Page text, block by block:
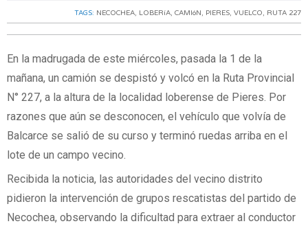
TAGS: NECOCHEA, LOBERíA, CAMIóN , PIERES, VUELCO, RUTA 227
En la madrugada de este miércoles, pasada la 1 de la
mañana, un camión se despistó y volcó en la Ruta Provincial
N° 227, a la altura de la localidad loberense de Pieres. Por
razones que aún se desconocen, el vehículo que volvía de
Balcarce se salió de su curso y terminó ruedas arriba en el
lote de un campo vecino.
Recibida la noticia, las autoridades del vecino distrito
pidieron la intervención de grupos rescatistas del partido de
Necochea, observando la dificultad para extraer al conductor